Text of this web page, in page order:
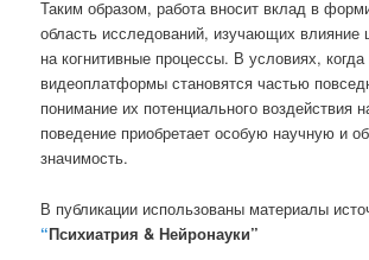
Таким образом, работа вносит вклад в
область исследований, изучающих
на когнитивные процессы. В условиях, когда
видеоплатформы становятся частью
понимание их потенциального воздействия
поведение приобретает особую научную и
значимость.
В публикации использованы материалы
“Психиатрия & Нейронауки”